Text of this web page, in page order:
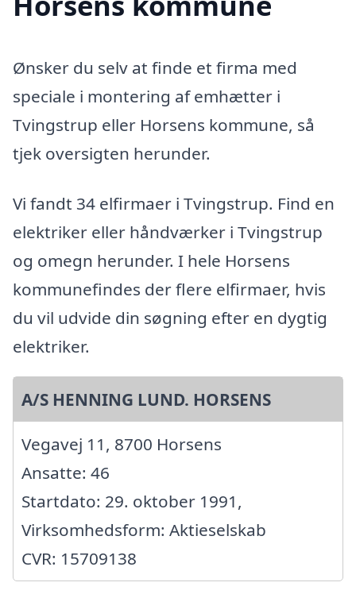
Ønsker du selv at finde et firma med
speciale i montering af emhætter i
Tvingstrup eller Horsens kommune, så
tjek oversigten herunder.
Vi fandt 34 elfirmaer i Tvingstrup. Find en
elektriker eller håndværker i Tvingstrup
og omegn herunder. I hele Horsens
kommunefindes der flere elfirmaer, hvis
du vil udvide din søgning efter en dygtig
elektriker.
A/S HENNING LUND. HORSENS
Vegavej 11, 8700 Horsens
Ansatte: 46
Startdato: 29. oktober 1991,
Virksomhedsform: Aktieselskab
CVR: 15709138